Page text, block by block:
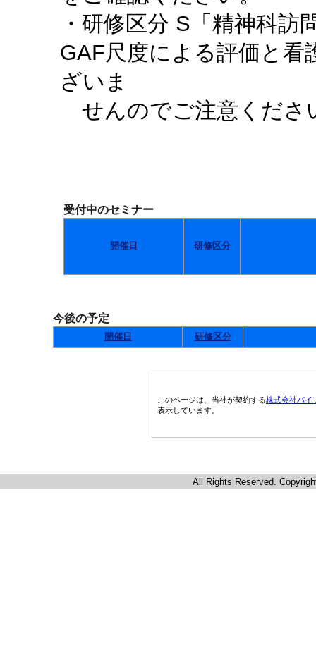
・研修区分 S「精神科
GAF尺度による評価と看
ざいま
せんのでご注意くださ
受付中のセミナー
開催日 研修区分
今後の予定
開催日 研修区分
このページは、当社が契約する株式会社パイ
表示しています。
All Rights Reserved.